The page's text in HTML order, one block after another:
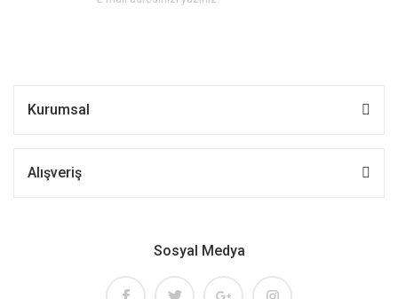
Kurumsal
Alışveriş
Sosyal Medya